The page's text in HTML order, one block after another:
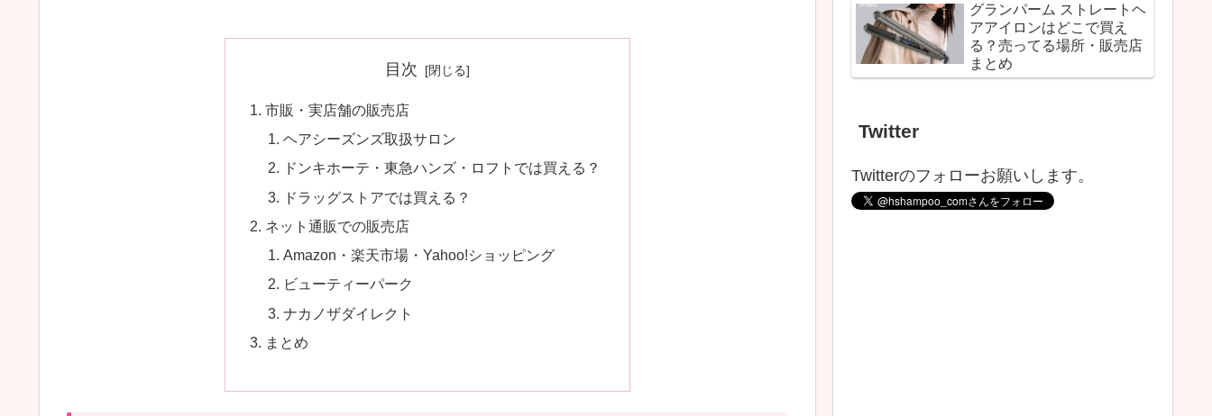
目次
市販・実店舗の販売店
ヘアシーズンズ取扱サロン
ドンキホーテ・東急ハンズ・ロフトでは買える？
ドラッグストアでは買える？
ネット通販での販売店
Amazon・楽天市場・Yahoo!ショッピング
ビューティーパーク
ナカノザダイレクト
まとめ
グランパーム ストレートヘ
アアイロンはどこで買え
る？売ってる場所・販売店
まとめ
Twitter
Twitterのフォローお願いします。